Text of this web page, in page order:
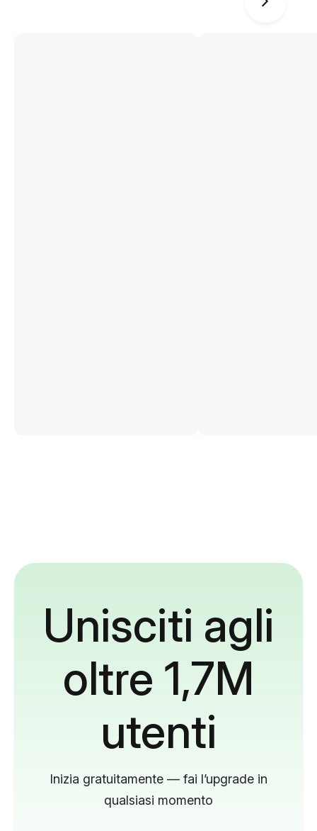
Unisciti agli
oltre 1,7M
utenti
Inizia gratuitamente — fai l’upgrade in
qualsiasi momento